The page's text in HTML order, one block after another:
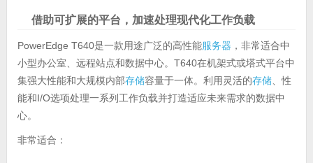
借助可扩展的平台，加速处理现代化工作负载
PowerEdge T640是一款用途广泛的高性能服务器 ，非常适合中
小型办公室、远程站点和数据中心。T640在机架式或塔式平台中
集强大性能和大规模内部存储容量于一体。利用灵活的存储、性
能和I/O选项处理一系列工作负载并打造适应未来需求的数据中
心。
非常适合：